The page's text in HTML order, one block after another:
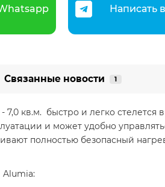
Написать
Связанные новости 1
7,0 кв.м. быстро и легко
и может удобно
полностью безопасный